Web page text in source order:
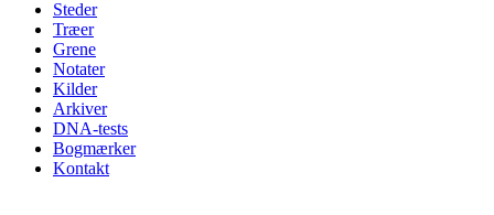
Steder
Træer
Grene
Notater
Kilder
Arkiver
DNA-tests
Bogmærker
Kontakt